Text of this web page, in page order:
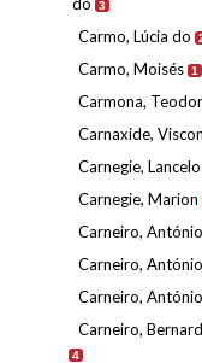
3
Carmo, Lúcia do
Carmo, Moisés 1
Carmona,
Carnaxide,
Carnegie,
Carnegie, Marion
Carneiro,
Carneiro,
Carneiro,
Carneiro,
4